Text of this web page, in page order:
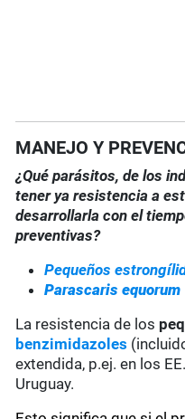
MANEJO Y
¿Qué parásitos, de los
tener ya resistencia a
desarrollarla con el
preventivas?
Pequeños
Parascaris equorum
La resistencia de los
benzimidazoles
extendida, p.ej. en los
Uruguay.